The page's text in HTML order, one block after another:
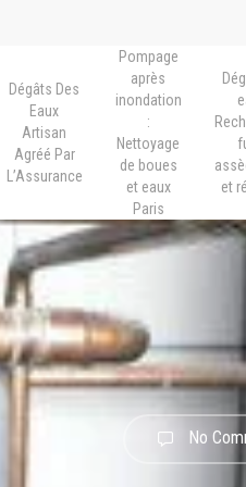
Dégâts Des
Eaux
Artisan
Agréé Par
L’Assurance
Pompage
après
inondation
:
Nettoyage
de boues
et eaux
Paris
et
No